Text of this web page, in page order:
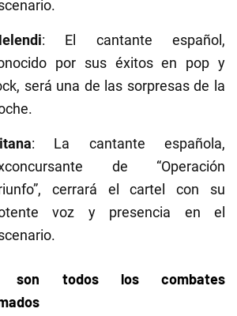
: El cantante español,
por sus éxitos en pop y
será una de las sorpresas de la
: La cantante española,
de “Operación
cerrará el cartel con su
voz y presencia en el
son todos los combates